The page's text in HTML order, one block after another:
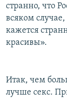
странно, что
всяком
кажется
красивы».
Итак, чем
лучше секс.